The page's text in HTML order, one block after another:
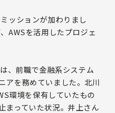
ッションが加わりまし
AWSを活用したプロジェ
、前職で金融系システム
アを務めていました。北川
環境を保有していたもの
まっていた状況。井上さん